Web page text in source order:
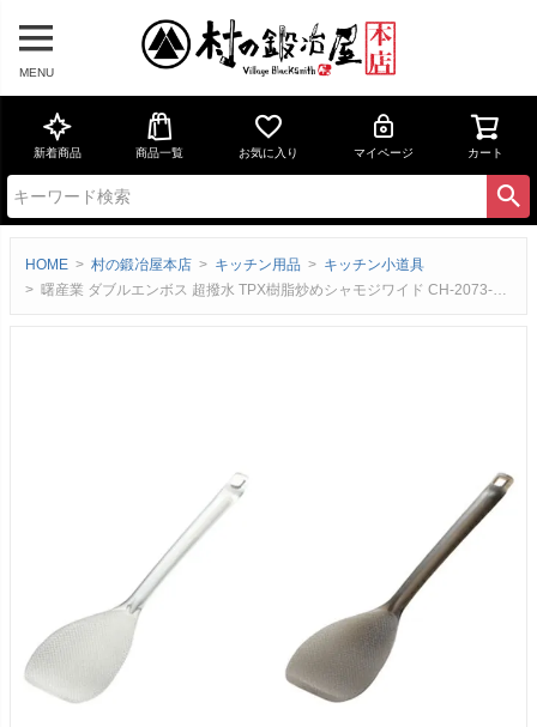
MENU
新着商品 商品一覧 お気に入り マイページ カート
HOME 村の鍛冶屋本店 キッチン用品
キッチン小道具
曙産業 ダブルエンボス 超撥水 TPX樹脂炒めシャモジワイド CH-2073-2075炒める・盛る・返すがこれ1本